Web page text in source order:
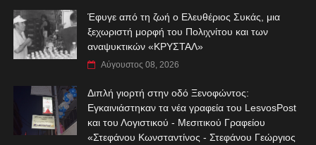
Έφυγε από τη ζωή ο Ελευθέριος Συκάς, μια
ξεχωριστή μορφή του Πολιχνίτου και των
αναψυκτικών «ΚΡΥΣΤΑΛ»
Αύγουστος 08, 2026
Διπλή γιορτή στην οδό Ξενοφώντος:
Εγκαινιάστηκαν τα νέα γραφεία του LesvosPost
και του Λογιστικού - Μεσιτικού Γραφείου
«Στεφάνου Κωνσταντίνος - Στεφάνου Γεώργιος